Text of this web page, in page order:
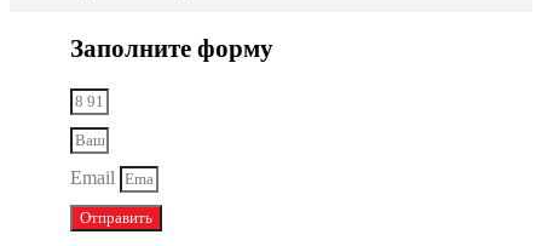
Заполните форму
Email
Отправить